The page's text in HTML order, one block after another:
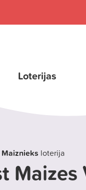
Loterijas
loterija